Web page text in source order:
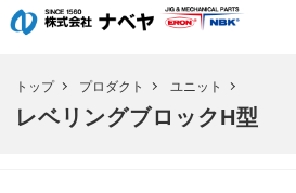
トップ プロダクト ユニット
レベリングブロックH型